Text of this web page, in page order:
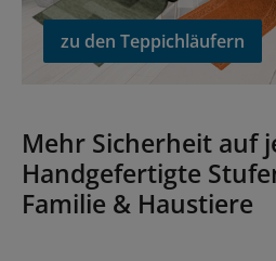
zu den Teppichläufern
Mehr Sicherheit auf
Handgefertigte
Familie & Haustiere